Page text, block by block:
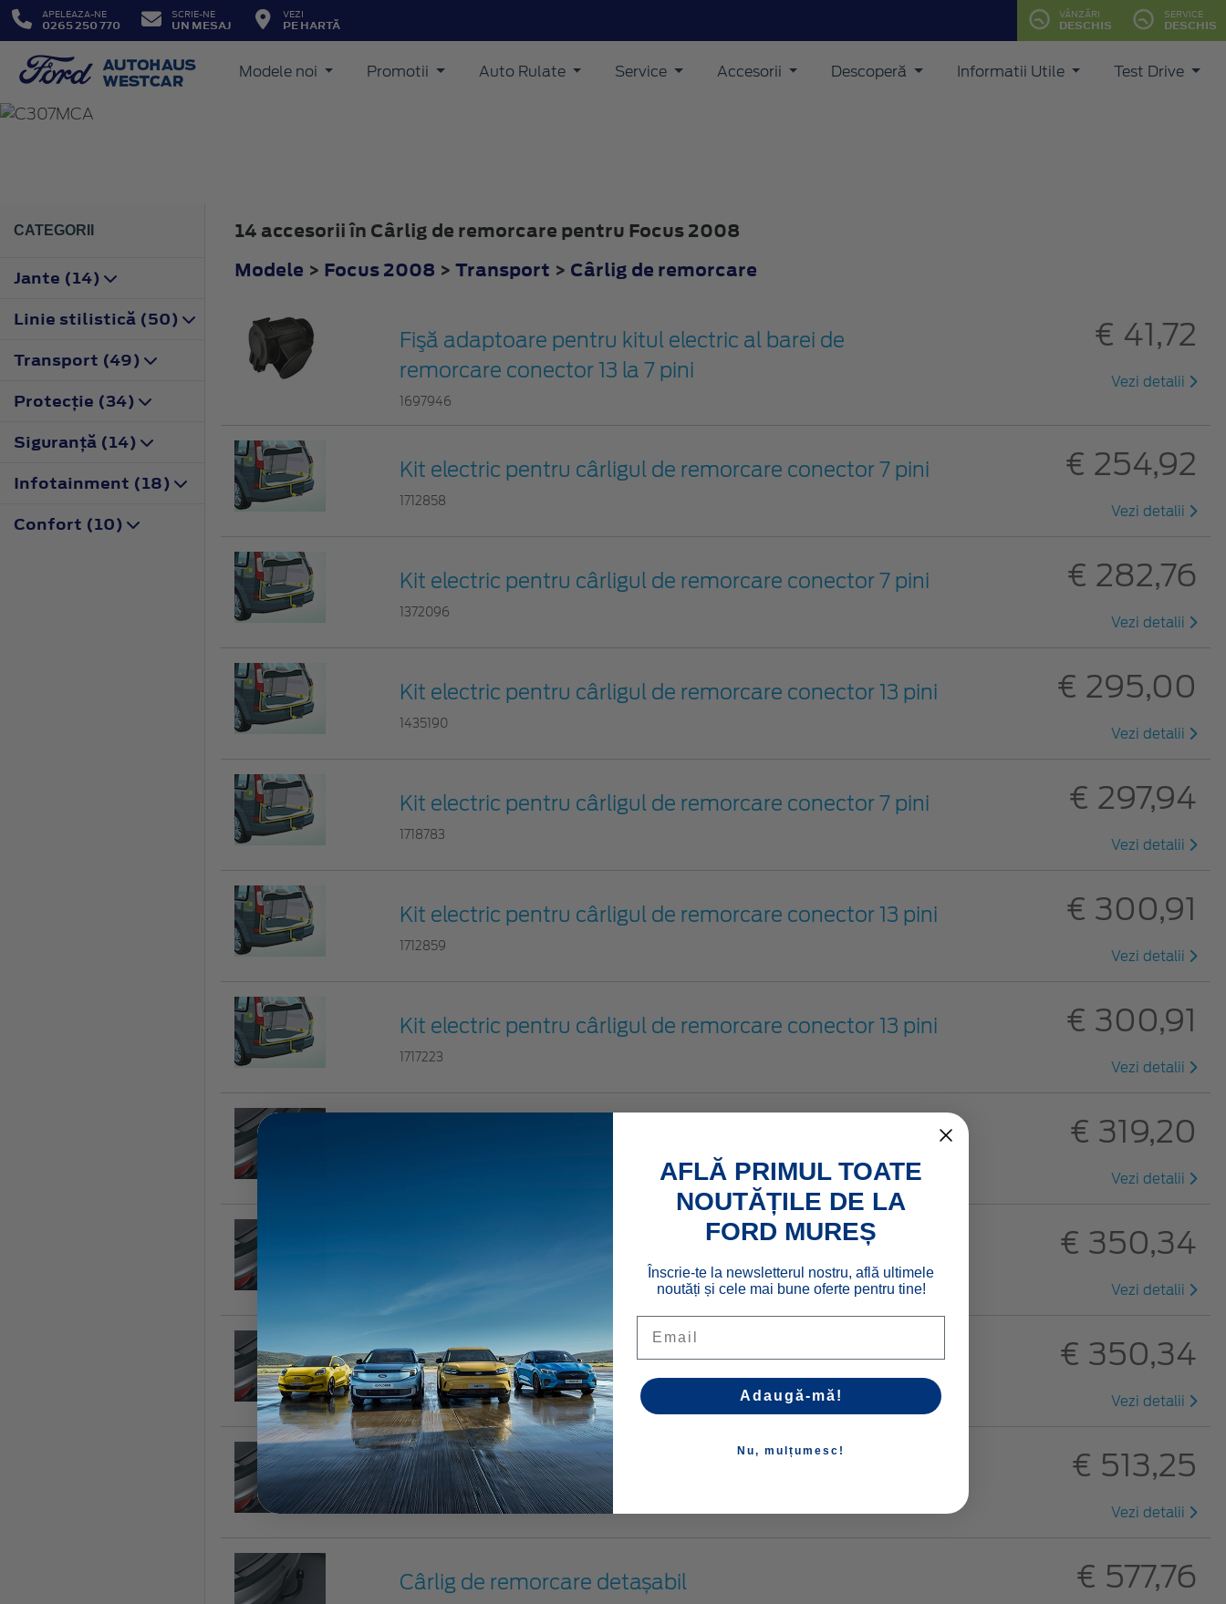
APELEAZA-NE
0265 250 770
SCRIE-NE
UN MESAJ
VEZI
PE HARTĂ
VÂNZĂRI
DESCHIS
SERVICE
DESCHIS
Modele noi Promotii Auto Rulate Service Accesorii Descoperă Informatii Utile Test Drive
FOCUS
CATEGORII
Jante (14)
Linie stilistică (50)
Transport (49)
Protecţie (34)
Siguranţă (14)
Infotainment (18)
Confort (10)
14 accesorii în Cârlig de remorcare pentru Focus 2008
Modele > Focus 2008 > Transport > Cârlig de remorcare
Fişă adaptoare pentru kitul electric al barei de
remorcare conector 13 la 7 pini
1697946
€ 41,72
Vezi detalii
Kit electric pentru cârligul de remorcare conector 7 pini
1712858
€ 254,92
Vezi detalii
Kit electric pentru cârligul de remorcare conector 7 pini
1372096
€ 282,76
Vezi detalii
Kit electric pentru cârligul de remorcare conector 13 pini
1435190
€ 295,00
Vezi detalii
Kit electric pentru cârligul de remorcare conector 7 pini
1718783
€ 297,94
Vezi detalii
Kit electric pentru cârligul de remorcare conector 13 pini
1712859
€ 300,91
Vezi detalii
Kit electric pentru cârligul de remorcare conector 13 pini
1717223
€ 300,91
Vezi detalii
€ 319,20
Vezi detalii
1714758
€ 350,34
Vezi detalii
Cârlig de remorcare fix
1724919
€ 350,34
Vezi detalii
Cârlig de remorcare detașabil
1340873
€ 513,25
Vezi detalii
Cârlig de remorcare detașabil € 577,76
AFLĂ PRIMUL TOATE
NOUTĂȚILE DE LA
FORD MUREȘ
Înscrie-te la newsletterul nostru, află ultimele
noutăți și cele mai bune oferte pentru tine!
Adaugă-mă!
Nu, mulțumesc!